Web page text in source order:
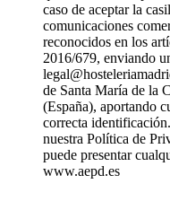
caso de aceptar la
comunicaciones
reconocidos en los
2016/679, enviando
de Santa María de la
(España), aportando
correcta
nuestra Política de
puede presentar
www.aepd.es